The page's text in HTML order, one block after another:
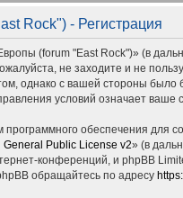
Rock") - Регистрация
(forum "East Rock")» (в
не заходите и не
однако с вашей стороны
условий означает ваше
обеспечения для
General Public License v2» (в
конференций, и phpBB
обращайтесь по адресу